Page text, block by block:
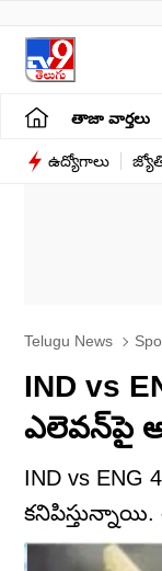
తాజా వార్తలు
ఉద్యోగాలు
Telugu News
IND vs
ఎలెవన్‌పై
IND vs